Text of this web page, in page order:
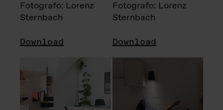
Fotografo: Lorenz
Sternbach
Download
Fotografo: Lorenz
Sternbach
Download